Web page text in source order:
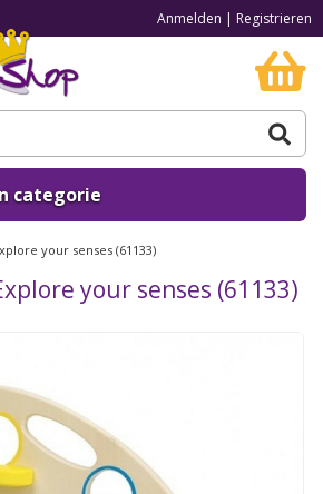
Anmelden | Registrieren
categorie
your senses (61133)
your senses (61133)